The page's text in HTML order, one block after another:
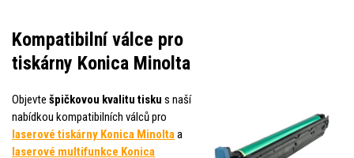
Kompatibilní válce pro
tiskárny Konica Minolta
Objevte špičkovou kvalitu tisku s naší
nabídkou kompatibilních válců pro
laserové tiskárny Konica Minoltaa
laserové multifunkce Konica